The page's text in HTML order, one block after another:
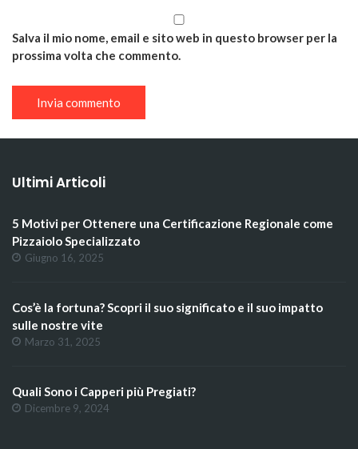
Salva il mio nome, email e sito web in questo browser per la
prossima volta che commento.
Ultimi Articoli
5 Motivi per Ottenere una Certificazione Regionale come
Pizzaiolo Specializzato
Giugno 16, 2025
Cos’è la fortuna? Scopri il suo significato e il suo impatto
sulle nostre vite
Marzo 31, 2025
Quali Sono i Capperi più Pregiati?
Dicembre 9, 2024